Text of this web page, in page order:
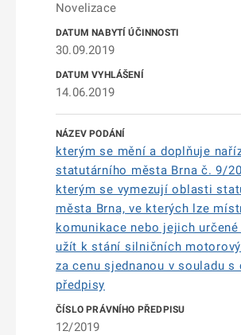
Novelizace
30.09.2019
14.06.2019
kterým se mění a doplňuje
statutárního města Brna č. 9/
kterým se vymezují oblasti
města Brna, ve kterých lze
komunikace nebo jejich určené
užít k stání silničních
za cenu sjednanou v souladu s
předpisy
12/2019